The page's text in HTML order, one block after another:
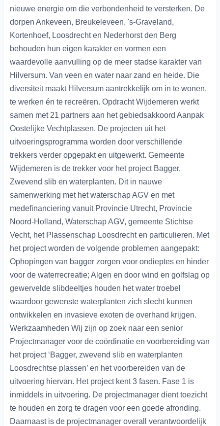
nieuwe energie om die verbondenheid te versterken. De
dorpen Ankeveen, Breukeleveen, 's-Graveland,
Kortenhoef, Loosdrecht en Nederhorst den Berg
behouden hun eigen karakter en vormen een
waardevolle aanvulling op de meer stadse karakter van
Hilversum. Van veen en water naar zand en heide. Die
diversiteit maakt Hilversum aantrekkelijk om in te wonen,
te werken én te recreëren. Opdracht Wijdemeren werkt
samen met 21 partners aan het gebiedsakkoord Aanpak
Oostelijke Vechtplassen. De projecten uit het
uitvoeringsprogramma worden door verschillende
trekkers verder opgepakt en uitgewerkt. Gemeente
Wijdemeren is de trekker voor het project Bagger,
Zwevend slib en waterplanten. Dit in nauwe
samenwerking met het waterschap AGV en met
medefinanciering vanuit Provincie Utrecht, Provincie
Noord-Holland, Waterschap AGV, gemeente Stichtse
Vecht, het Plassenschap Loosdrecht en particulieren. Met
het project worden de volgende problemen aangepakt:
Ophopingen van bagger zorgen voor ondieptes en hinder
voor de waterrecreatie; Algen en door wind en golfslag op
gewervelde slibdeeltjes houden het water troebel
waardoor gewenste waterplanten zich slecht kunnen
ontwikkelen en invasieve exoten de overhand krijgen.
Werkzaamheden Wij zijn op zoek naar een senior
Projectmanager voor de coördinatie en voorbereiding van
het project ‘Bagger, zwevend slib en waterplanten
Loosdrechtse plassen’ en het voorbereiden van de
uitvoering hiervan. Het project kent 3 fasen. Fase 1 is
inmiddels in uitvoering. De projectmanager dient toezicht
te houden en zorg te dragen voor een goede afronding.
Daarnaast is de projectmanager overall verantwoordelijk